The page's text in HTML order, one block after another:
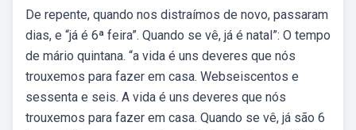
De repente, quando nos distraímos de novo, passaram
dias, e “já é 6ª feira”. Quando se vê, já é natal”: O tempo
de mário quintana. “a vida é uns deveres que nós
trouxemos para fazer em casa. Webseiscentos e
sessenta e seis. A vida é uns deveres que nós
trouxemos para fazer em casa. Quando se vê, já são 6